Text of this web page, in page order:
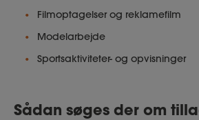
Filmoptagelser og reklamefilm
Modelarbejde
Sportsaktiviteter- og opvisninger
Sådan søges der om